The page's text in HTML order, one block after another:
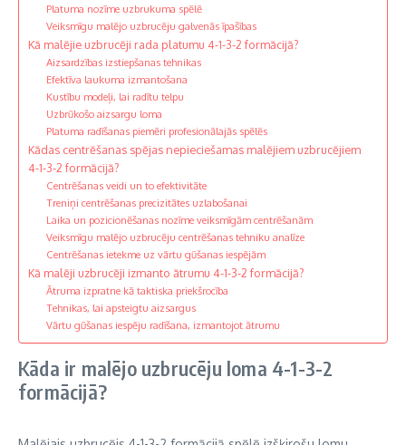
Platuma nozīme uzbrukuma spēlē
Veiksmīgu malējo uzbrucēju galvenās īpašības
Kā malējie uzbrucēji rada platumu 4-1-3-2 formācijā?
Aizsardzības izstiepšanas tehnikas
Efektīva laukuma izmantošana
Kustību modeļi, lai radītu telpu
Uzbrūkošo aizsargu loma
Platuma radīšanas piemēri profesionālajās spēlēs
Kādas centrēšanas spējas nepieciešamas malējiem uzbrucējiem
4-1-3-2 formācijā?
Centrēšanas veidi un to efektivitāte
Treniņi centrēšanas precizitātes uzlabošanai
Laika un pozicionēšanas nozīme veiksmīgām centrēšanām
Veiksmīgu malējo uzbrucēju centrēšanas tehniku analīze
Centrēšanas ietekme uz vārtu gūšanas iespējām
Kā malēji uzbrucēji izmanto ātrumu 4-1-3-2 formācijā?
Ātruma izpratne kā taktiska priekšrocība
Tehnikas, lai apsteigtu aizsargus
Vārtu gūšanas iespēju radīšana, izmantojot ātrumu
Kāda ir malējo uzbrucēju loma 4-1-3-2
formācijā?